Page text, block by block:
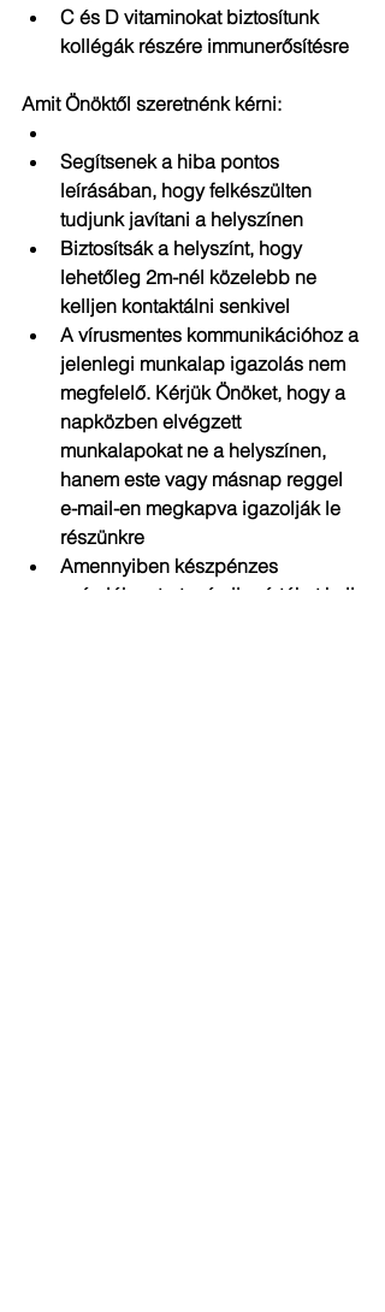
C és D vitaminokat biztosítunk
kollégák részére immunerősítésre
Amit Önöktől szeretnénk kérni:
Segítsenek a hiba pontos
leírásában, hogy felkészülten
tudjunk javítani a helyszínen
Biztosítsák a helyszínt, hogy
lehetőleg 2m-nél közelebb ne
kelljen kontaktálni senkivel
A vírusmentes kommunikációhoz a
jelenlegi munkalap igazolás nem
megfelelő. Kérjük Önöket, hogy a
napközben elvégzett
munkalapokat ne a helyszínen,
hanem este vagy másnap reggel
e-mail-en megkapva igazolják le
részünkre
Amennyiben készpénzes
számlához tartozó ellenértéket kell